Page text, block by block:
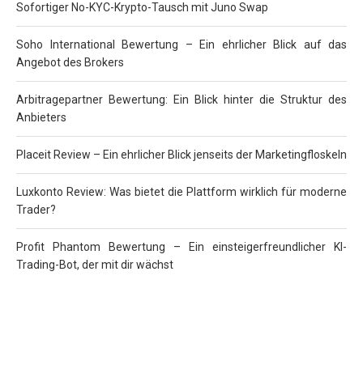
Sofortiger No-KYC-Krypto-Tausch mit Juno Swap
Soho International Bewertung – Ein ehrlicher Blick auf das
Angebot des Brokers
Arbitragepartner Bewertung: Ein Blick hinter die Struktur des
Anbieters
Placeit Review – Ein ehrlicher Blick jenseits der Marketingfloskeln
Luxkonto Review: Was bietet die Plattform wirklich für moderne
Trader?
Profit Phantom Bewertung – Ein einsteigerfreundlicher KI-
Trading-Bot, der mit dir wächst